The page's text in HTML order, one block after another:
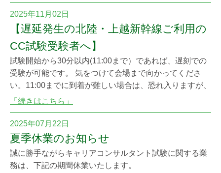
できませんので、なるべく休業前にお問合せをお済ませ
ください。 キャリアコンサルタント試験センター電話：
2025年11月02日
【遅延発生の北陸・上越新幹線ご利用の
CC試験受験者へ】
試験開始から30分以内(11:00まで）であれば、遅刻での
受験が可能です。 気をつけて会場まで向かってくださ
い。11:00までに到着が難しい場合は、恐れ入りますが、
協議会(shiken@career-cc.org)までメールでご連絡くださ
「続きはこちら」
2025年07月22日
夏季休業のお知らせ
誠に勝手ながらキャリアコンサルタント試験に関する業
務は、下記の期間休業いたします。